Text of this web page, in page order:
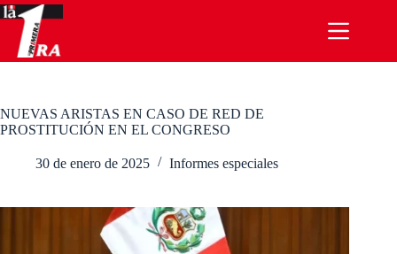
Saltar
al
contenido
NUEVAS ARISTAS EN CASO DE RED DE
PROSTITUCIÓN EN EL CONGRESO
30 de enero de 2025 Informes especiales